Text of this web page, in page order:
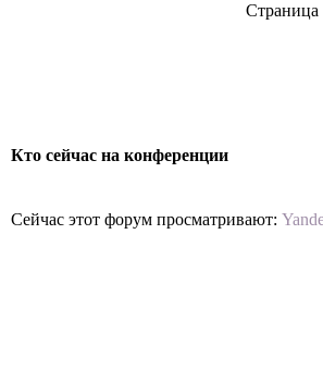
Страница
Кто сейчас на конференции
Сейчас этот форум просматривают: